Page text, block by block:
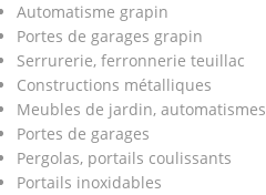
Automatisme grapin
Portes de garages grapin
Serrurerie, ferronnerie teuillac
Constructions métalliques
Meubles de jardin, automatismes
Portes de garages
Pergolas, portails coulissants
Portails inoxidables